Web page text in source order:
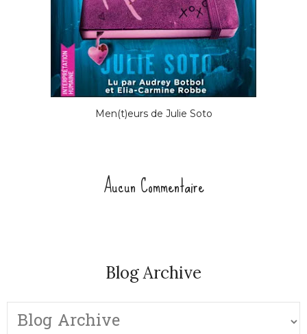
Men(t)eurs de Julie Soto
Aucun Commentaire
Blog Archive